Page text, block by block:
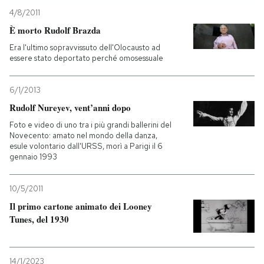
4/8/2011
È morto Rudolf Brazda
Era l'ultimo sopravvissuto dell'Olocausto ad
essere stato deportato perché omosessuale
6/1/2013
Rudolf Nureyev, vent’anni dopo
Foto e video di uno tra i più grandi ballerini del
Novecento: amato nel mondo della danza,
esule volontario dall'URSS, morì a Parigi il 6
gennaio 1993
10/5/2011
Il primo cartone animato dei Looney
Tunes, del 1930
14/1/2023